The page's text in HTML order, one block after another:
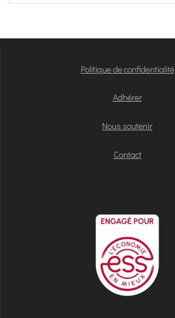
Politique de confidentialité
Adhérer
Nous soutenir
Contact